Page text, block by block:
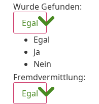
Wurde Gefunden:
Egal
Egal
Ja
Nein
Fremdvermittlung:
Egal